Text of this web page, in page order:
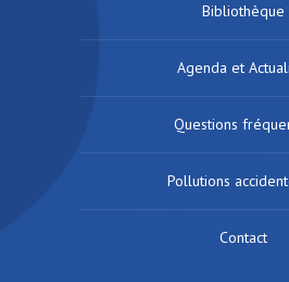
Bibliothèque
Agenda et
Questions
Pollutions
Contact